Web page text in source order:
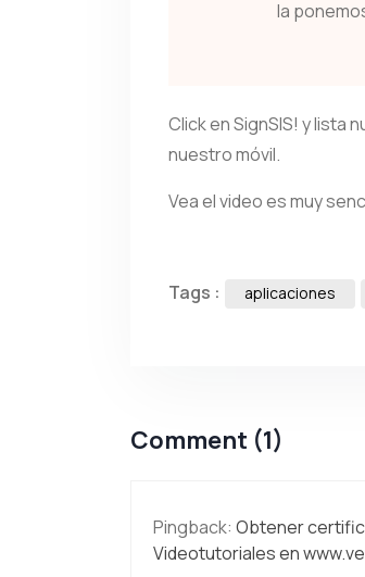
la
Click en SignSIS! y lista
nuestro móvil.
Vea el video es muy
Tags : aplicaciones
Comment (1)
Pingback: Obtener
Videotutoriales en